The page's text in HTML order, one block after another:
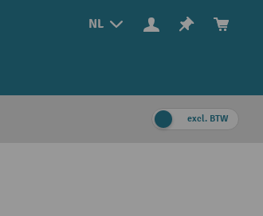
NL
excl. BTW